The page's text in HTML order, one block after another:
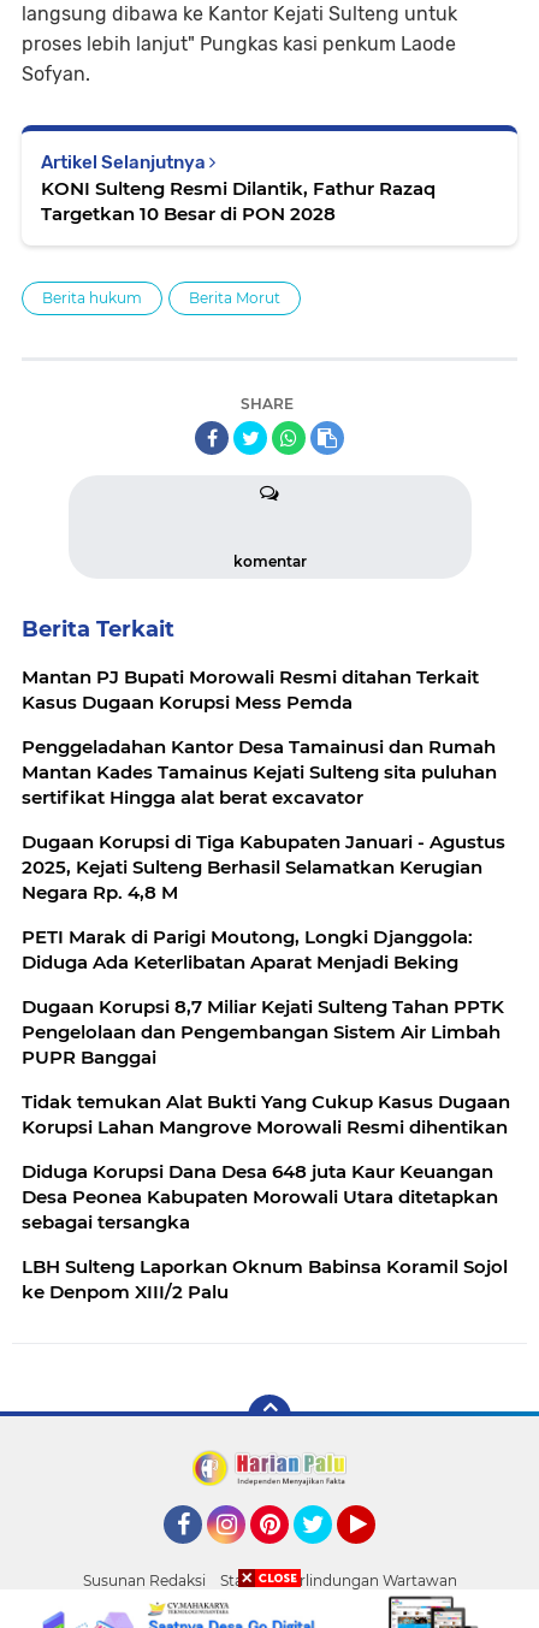
langsung dibawa ke Kantor Kejati Sulteng untuk
proses lebih lanjut" Pungkas kasi penkum Laode
Sofyan.
Artikel Selanjutnya
KONI Sulteng Resmi Dilantik, Fathur Razaq
Targetkan 10 Besar di PON 2028
Berita hukum Berita Morut
SHARE
komentar
Berita Terkait
Mantan PJ Bupati Morowali Resmi ditahan Terkait
Kasus Dugaan Korupsi Mess Pemda
Penggeladahan Kantor Desa Tamainusi dan Rumah
Mantan Kades Tamainus Kejati Sulteng sita puluhan
sertifikat Hingga alat berat excavator
Dugaan Korupsi di Tiga Kabupaten Januari - Agustus
2025, Kejati Sulteng Berhasil Selamatkan Kerugian
Negara Rp. 4,8 M
PETI Marak di Parigi Moutong, Longki Djanggola:
Diduga Ada Keterlibatan Aparat Menjadi Beking
Dugaan Korupsi 8,7 Miliar Kejati Sulteng Tahan PPTK
Pengelolaan dan Pengembangan Sistem Air Limbah
PUPR Banggai
Tidak temukan Alat Bukti Yang Cukup Kasus Dugaan
Korupsi Lahan Mangrove Morowali Resmi dihentikan
Diduga Korupsi Dana Desa 648 juta Kaur Keuangan
Desa Peonea Kabupaten Morowali Utara ditetapkan
sebagai tersangka
LBH Sulteng Laporkan Oknum Babinsa Koramil Sojol
ke Denpom XIII/2 Palu
Susunan Redaksi
Standar Perlindungan Wartawan
Pasang Iklan
Tentang Kami Pedoman Media Siber